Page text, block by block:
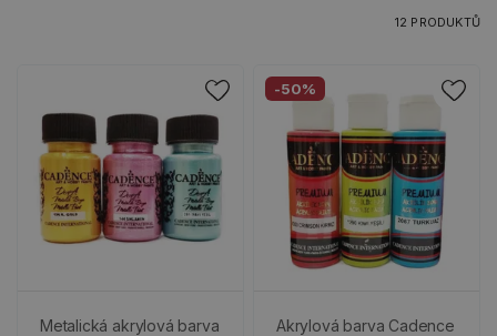
12 PRODUKTŮ
Metalická akrylová barva
-50%
Akrylová barva Cadence